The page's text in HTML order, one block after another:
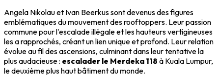
Angela Nikolau et Ivan Beerkus sont devenus des figures
emblématiques du mouvement des rooftoppers. Leur passion
commune pour l'escalade illégale et les hauteurs vertigineuses
les a rapprochés, créant un lien unique et profond. Leur relation
évolue au fil des ascensions, culminant dans leur tentative la
plus audacieuse : escalader le Merdeka 118 à Kuala Lumpur,
le deuxième plus haut bâtiment du monde.